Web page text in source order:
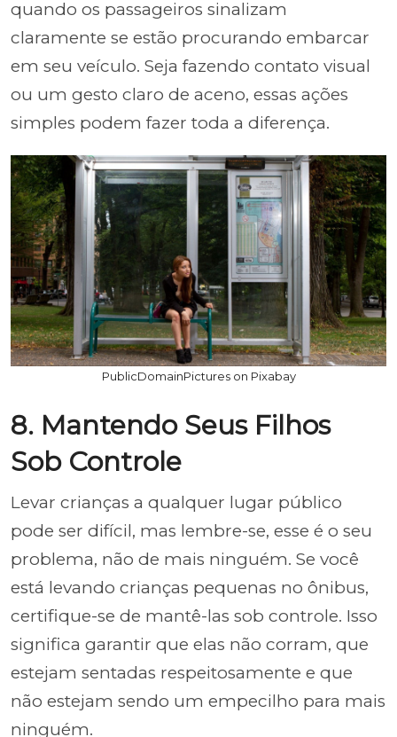
quando os passageiros sinalizam
claramente se estão procurando embarcar
em seu veículo. Seja fazendo contato visual
ou um gesto claro de aceno, essas ações
simples podem fazer toda a diferença.
PublicDomainPictures on Pixabay
8. Mantendo Seus Filhos
Sob Controle
Levar crianças a qualquer lugar público
pode ser difícil, mas lembre-se, esse é o seu
problema, não de mais ninguém. Se você
está levando crianças pequenas no ônibus,
certifique-se de mantê-las sob controle. Isso
significa garantir que elas não corram, que
estejam sentadas respeitosamente e que
não estejam sendo um empecilho para mais
ninguém.